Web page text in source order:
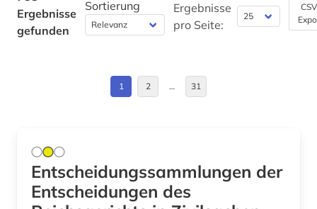
ausstellung (1)
auswanderer (1)
autograph (1)
außenhandel (1)
Großbritannien (3)
Kroatien (1)
Liechtenstein (1)
Ergebnisse
gefunden
Sortierung
Ergebnisse
pro Seite:
1 2 … 31
Entscheidungssammlungen der
Entscheidungen des